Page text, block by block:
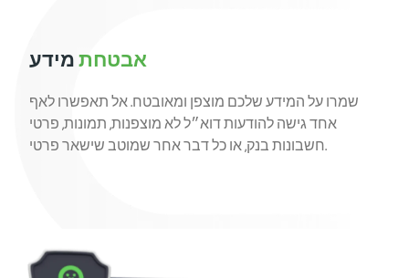
אבטחתמידע
שמרו על המידע שלכם מוצפן ומאובטח. אל תאפשרו לאף
אחד גישה להודעות דוא״ל לא מוצפנות, תמונות, פרטי
חשבונות בנק, או כל דבר אחר שמוטב שישאר פרטי.